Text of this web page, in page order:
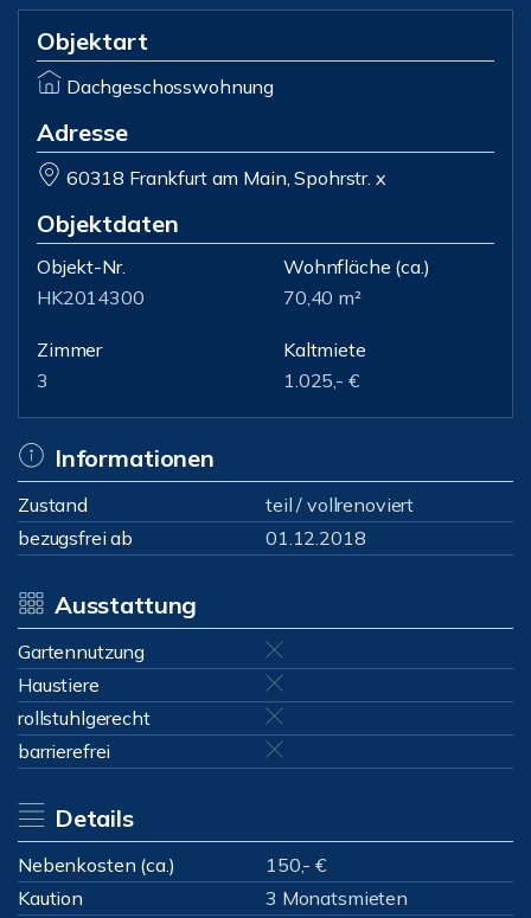
Objektart
Dachgeschosswohnung
Adresse
60318 Frankfurt am Main, Spohrstr. x
Objektdaten
Objekt-Nr.
HK2014300
Wohnfläche (ca.)
70,40 m²
Zimmer
3
Kaltmiete
1.025,- €
Informationen
Zustand
teil / vollrenoviert
bezugsfrei ab
01.12.2018
Ausstattung
Gartennutzung
Haustiere
rollstuhlgerecht
barrierefrei
Details
Nebenkosten (ca.)
150,- €
Kaution
3 Monatsmieten